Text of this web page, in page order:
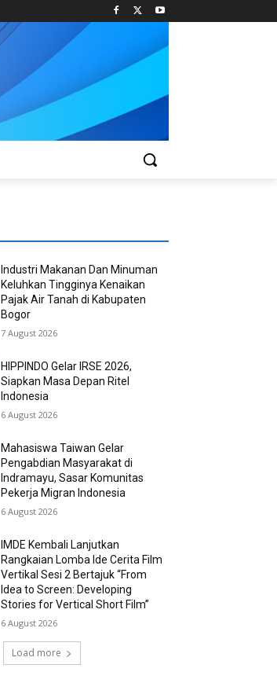
Industri Makanan Dan Minuman
Keluhkan Tingginya Kenaikan
Pajak Air Tanah di Kabupaten
Bogor
7 August 2026
HIPPINDO Gelar IRSE 2026,
Siapkan Masa Depan Ritel
Indonesia
6 August 2026
Mahasiswa Taiwan Gelar
Pengabdian Masyarakat di
Indramayu, Sasar Komunitas
Pekerja Migran Indonesia
6 August 2026
IMDE Kembali Lanjutkan
Rangkaian Lomba Ide Cerita Film
Vertikal Sesi 2 Bertajuk “From
Idea to Screen: Developing
Stories for Vertical Short Film”
6 August 2026
Load more